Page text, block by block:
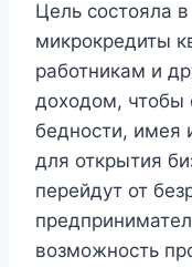
Цель состояла
микрокредиты
работникам и
доходом, чтобы
бедности, имея
для открытия
перейдут от
возможность